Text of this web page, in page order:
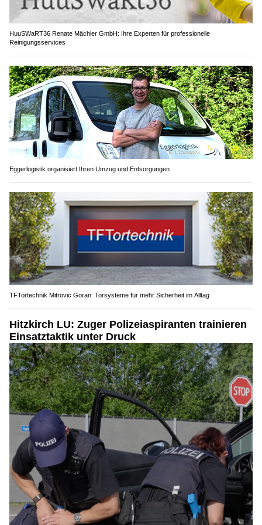
HuuSWaRT36 Renate Mächler GmbH: Ihre Experten für professionelle
Reinigungsservices
Eggerlogistik organisiert Ihren Umzug und Entsorgungen
TFTortechnik Mitrovic Goran: Torsysteme für mehr Sicherheit im Alltag
Hitzkirch LU: Zuger Polizeiaspiranten trainieren
Einsatztaktik unter Druck